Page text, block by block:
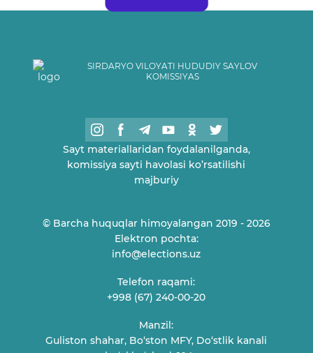
SIRDARYO VILOYATI HUDUDIY SAYLOV
KOMISSIYAS
Sayt materiallaridan foydalanilganda,
komissiya sayti havolasi ko’rsatilishi
majburiy
© Barcha huquqlar himoyalangan 2019 - 2026
Elektron pochta:
info@elections.uz
Telefon raqami:
+998 (67) 240-00-20
Manzil:
Guliston shahar, Bo‘ston MFY, Do‘stlik kanali